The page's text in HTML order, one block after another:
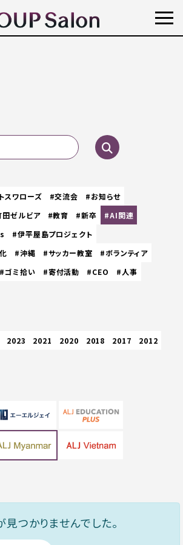
スワローズ #交流会
#お知らせ
ゼルビア #教育 #新卒
#AI関連
#伊平屋島プロジェクト
#沖縄 #サッカー教室
#ボランティア
#ゴミ拾い #寄付活動 #CEO
#人事
2023 2021 2020 2018 2017
2012
つかりませんでした。